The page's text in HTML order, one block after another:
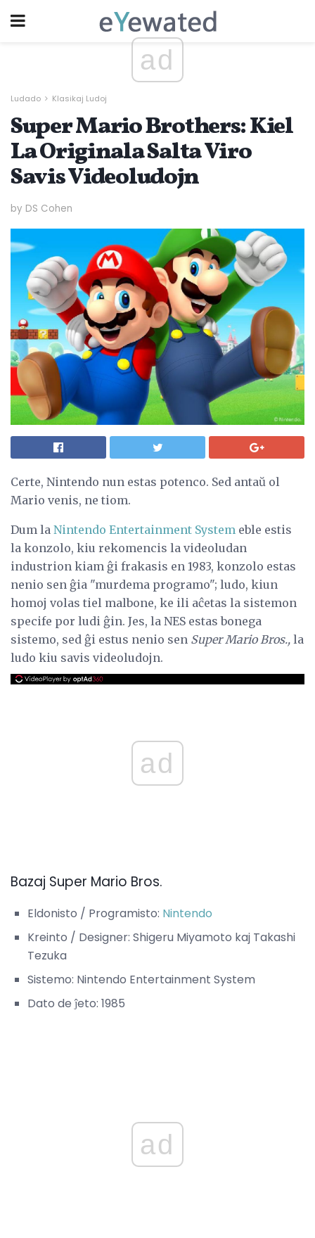
ad
Ludado Klasikaj Ludoj
Super Mario Brothers: Kiel
La Originala Salta Viro
Savis Videoludojn
by DS Cohen
Certe, Nintendo nun estas potenco. Sed antaŭ ol
Mario venis, ne tiom.
Dum la Nintendo Entertainment System eble estis
la konzolo, kiu rekomencis la videoludan
industrion kiam ĝi frakasis en 1983, konzolo estas
nenio sen ĝia "murdema programo"; ludo, kiun
homoj volas tiel malbone, ke ili aĉetas la sistemon
specife por ludi ĝin. Jes, la NES estas bonega
sistemo, sed ĝi estus nenio sen Super Mario Bros., la
ludo kiu savis videoludojn.
ad
Bazaj Super Mario Bros.
Eldonisto / Programisto: Nintendo
Kreinto / Designer: Shigeru Miyamoto kaj Takashi
Tezuka
Sistemo: Nintendo Entertainment System
Dato de ĵeto: 1985
ad